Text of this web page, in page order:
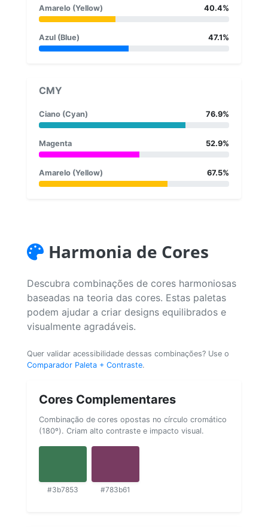
Amarelo (Yellow) 40.4%
Azul (Blue) 47.1%
CMY
Ciano (Cyan) 76.9%
Magenta 52.9%
Amarelo (Yellow) 67.5%
Harmonia de Cores
Descubra combinações de cores harmoniosas
baseadas na teoria das cores. Estas paletas
podem ajudar a criar designs equilibrados e
visualmente agradáveis.
Quer validar acessibilidade dessas combinações? Use o
Comparador Paleta + Contraste.
Cores Complementares
Combinação de cores opostas no círculo cromático
(180º). Criam alto contraste e impacto visual.
#3b7853 #783b61